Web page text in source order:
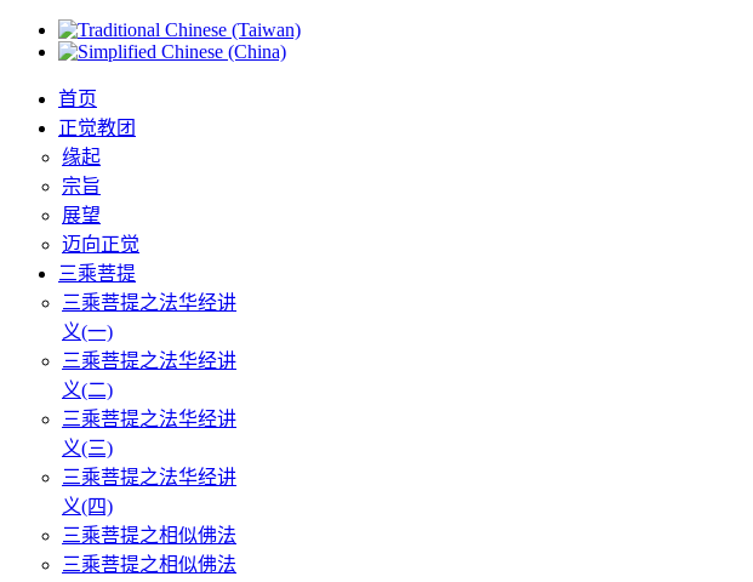
首页
正觉教团
缘起
宗旨
展望
迈向正觉
三乘菩提
三乘菩提之法华经讲
义(一)
三乘菩提之法华经讲
义(二)
三乘菩提之法华经讲
义(三)
三乘菩提之法华经讲
义(四)
三乘菩提之相似佛法
三乘菩提之相似佛法